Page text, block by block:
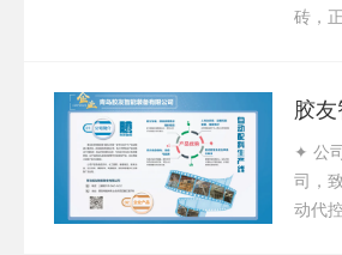
砖，
胶
✦ 公
司，
动代